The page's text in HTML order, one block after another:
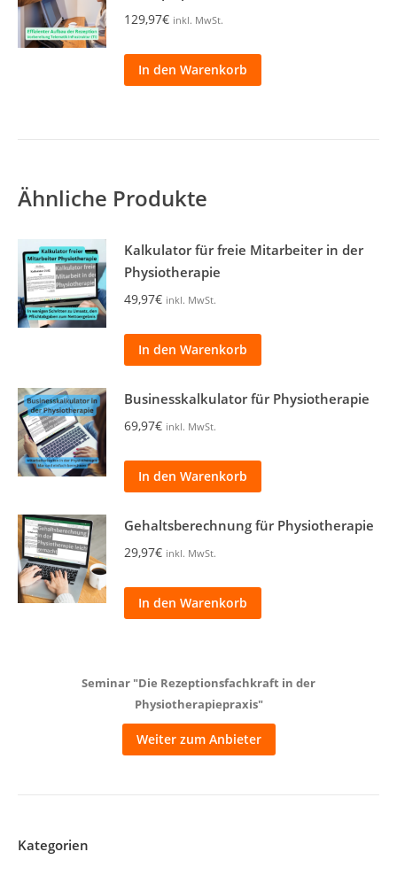
129,97€ inkl. MwSt.
In den Warenkorb
Ähnliche Produkte
Kalkulator für freie Mitarbeiter in der
Physiotherapie
49,97€ inkl. MwSt.
In den Warenkorb
Businesskalkulator für Physiotherapie
69,97€ inkl. MwSt.
In den Warenkorb
Gehaltsberechnung für Physiotherapie
29,97€ inkl. MwSt.
In den Warenkorb
Seminar "Die Rezeptionsfachkraft in der
Physiotherapiepraxis"
Weiter zum Anbieter
Kategorien